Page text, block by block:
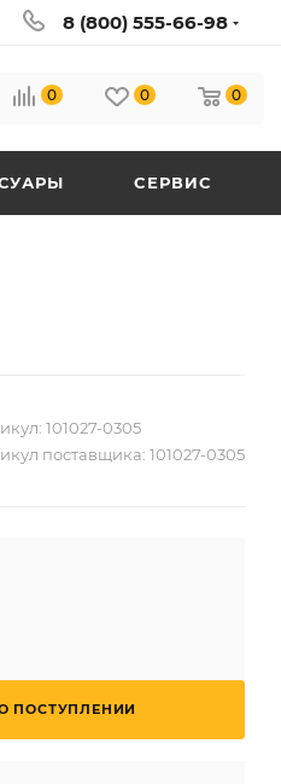
8 (800) 555-66-98
0 0 0
СЕРВИС
101027-0305
поставщика: 101027-0305
ПОСТУПЛЕНИИ